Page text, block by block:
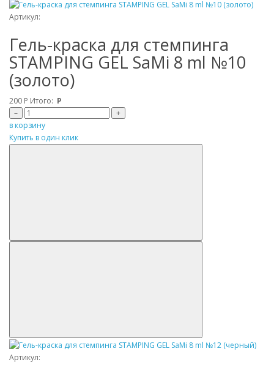
Артикул:
Гель-краска для стемпинга
STAMPING GEL SaMi 8 ml №10
(золото)
200 Р Итого: Р
–
+
в корзину
Купить в один клик
Артикул: